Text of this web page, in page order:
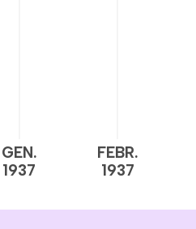
GEN.
1937
FEBR.
1937